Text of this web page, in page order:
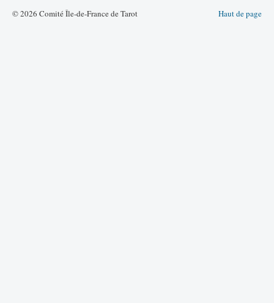
Haut de page
© 2026 Comité Île-de-France de Tarot